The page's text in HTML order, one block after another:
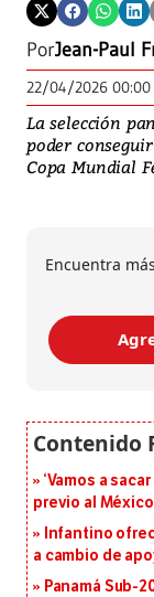
PorJean-Paul
22/04/2026 00:00
La selección
poder
Copa Mundial
Encuentra
‘Vamos a
previo al
Infantino
a cambio de
Panamá Sub-